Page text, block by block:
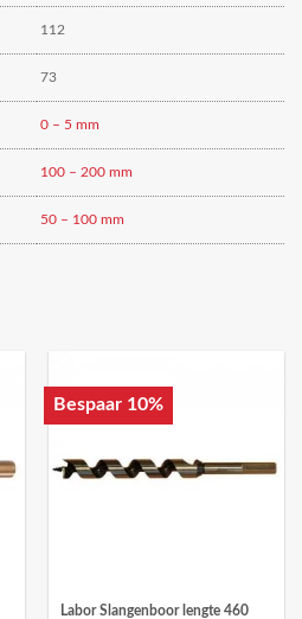
112
73
0 – 5 mm
100 – 200 mm
50 – 100 mm
Bespaar 10%
Labor Slangenboor lengte 460